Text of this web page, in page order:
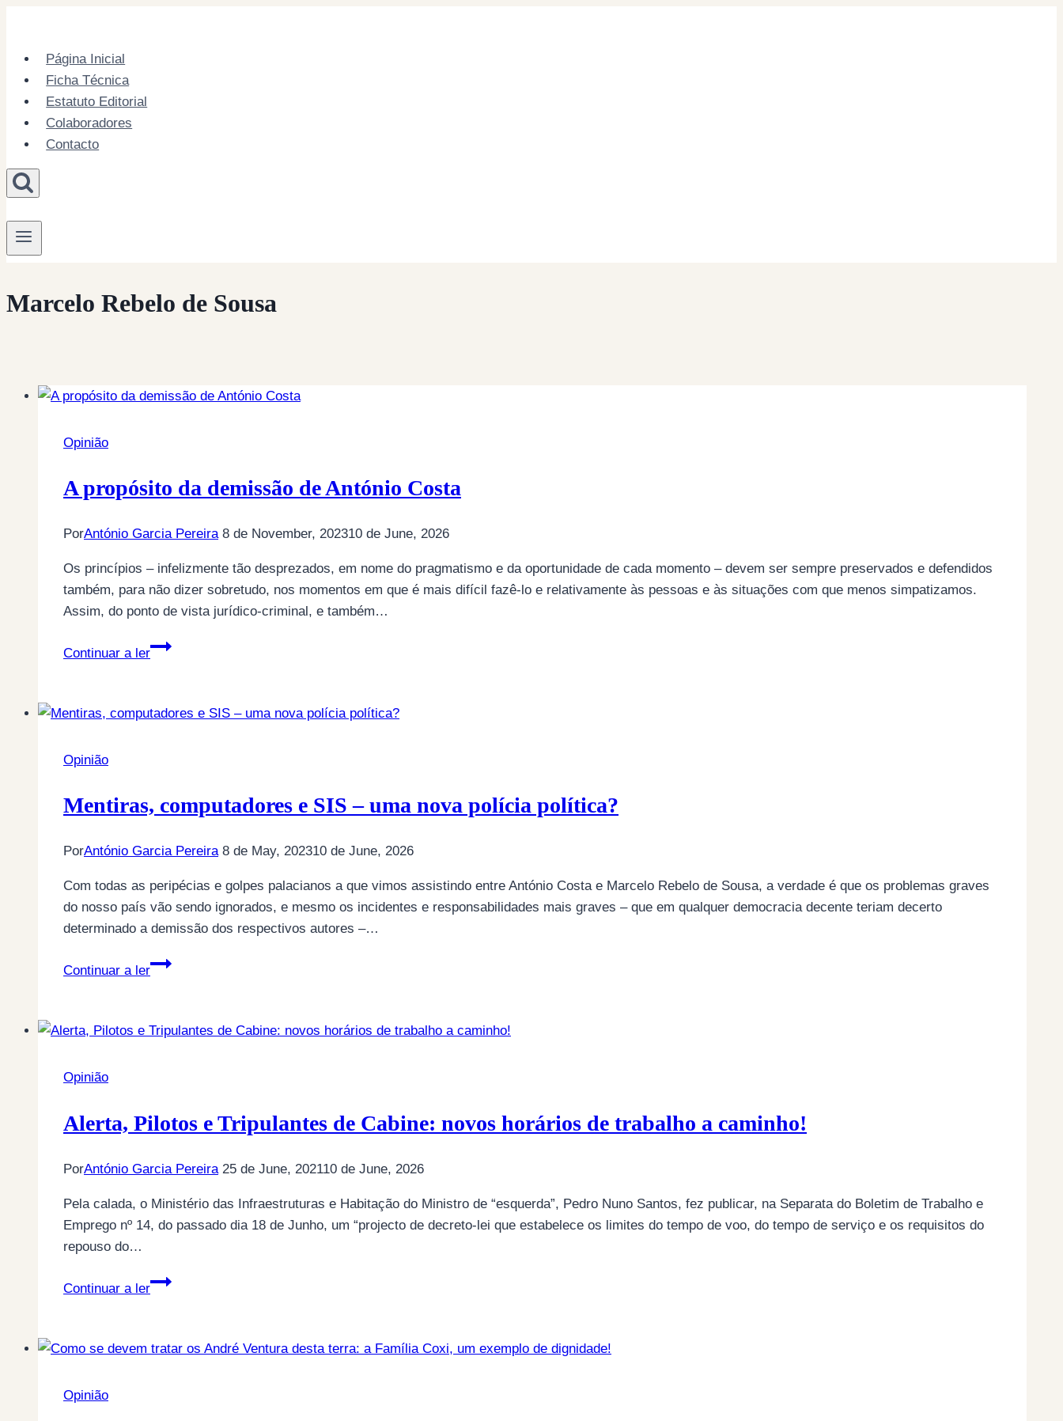
contentPágina Inicial
Ficha Técnica
Estatuto Editorial
Colaboradores
Contacto
Marcelo Rebelo de Sousa
Opinião
A propósito da demissão de António Costa
PorAntónio Garcia Pereira 8 de November, 202310 de June, 2026
Os princípios – infelizmente tão desprezados, em nome do pragmatismo e da oportunidade de cada momento – devem ser sempre preservados e defendidos
também, para não dizer sobretudo, nos momentos em que é mais difícil fazê-lo e relativamente às pessoas e às situações com que menos simpatizamos.
Assim, do ponto de vista jurídico-criminal, e também…
Continuar a ler
A
demissão
Opinião
Mentiras, computadores e SIS – uma nova polícia política?
PorAntónio Garcia Pereira 8 de May, 202310 de June, 2026
Com todas as peripécias e golpes palacianos a que vimos assistindo entre António Costa e Marcelo Rebelo de Sousa, a verdade é que os problemas graves
do nosso país vão sendo ignorados, e mesmo os incidentes e responsabilidades mais graves – que em qualquer democracia decente teriam decerto
determinado a demissão dos respectivos autores –…
Continuar a ler
Mentiras,
SIS
polícia
política?
Opinião
Alerta, Pilotos e Tripulantes de Cabine: novos horários de trabalho a caminho!
PorAntónio Garcia Pereira 25 de June, 202110 de June, 2026
Pela calada, o Ministério das Infraestruturas e Habitação do Ministro de “esquerda”, Pedro Nuno Santos, fez publicar, na Separata do Boletim de Trabalho e
Emprego nº 14, do passado dia 18 de Junho, um “projecto de decreto-lei que estabelece os limites do tempo de voo, do tempo de serviço e os requisitos do
repouso do…
Continuar a ler
Alerta,
Tripulantes
Opinião